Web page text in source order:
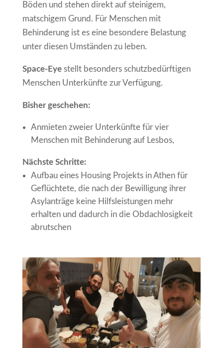
Böden und stehen direkt auf steinigem,
matschigem Grund. Für Menschen mit
Behinderung ist es eine besondere Belastung
unter diesen Umständen zu leben.
Space-Eyestellt besonders schutzbedürftigen
Menschen Unterkünfte zur Verfügung.
Bisher geschehen:
Anmieten zweier Unterkünfte für vier
Menschen mit Behinderung auf Lesbos,
Nächste Schritte:
Aufbau eines Housing Projekts in Athen für
Geflüchtete, die nach der Bewilligung ihrer
Asylanträge keine Hilfsleistungen mehr
erhalten und dadurch in die Obdachlosigkeit
abrutschen